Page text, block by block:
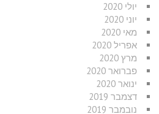
יולי 2020
יוני 2020
מאי 2020
אפריל 2020
מרץ 2020
פברואר 2020
ינואר 2020
דצמבר 2019
נובמבר 2019